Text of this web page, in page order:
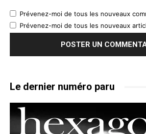
Prévenez-moi de tous les nouveaux
Prévenez-moi de tous les nouveaux
Le dernier numéro paru